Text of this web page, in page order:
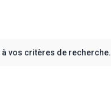
vos critères de recherche.